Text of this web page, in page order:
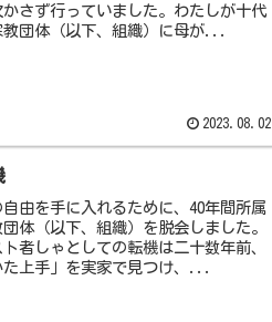
さず行っていました。わたしが十代
団体（以下、組織）に母が...
2023.08.02
由を手に入れるために、40年間所属
体（以下、組織）を脱会しました。
者しゃとしての転機は二十数年前、
上手」を実家で見つけ、...